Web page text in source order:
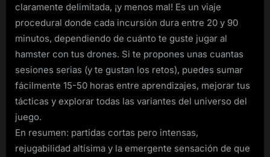
claramente delimitada, ¡y menos mal! Es un viaje
procedural donde cada incursión dura entre 20 y 90
minutos, dependiendo de cuánto te guste jugar al
hamster con tus drones. Si te propones unas cuantas
sesiones serias (y te gustan los retos), puedes sumar
fácilmente 15-50 horas entre aprendizajes, mejorar tus
tácticas y explorar todas las variantes del universo del
juego.
En resumen: partidas cortas pero intensas,
rejugabilidad altísima y la emergente sensación de que